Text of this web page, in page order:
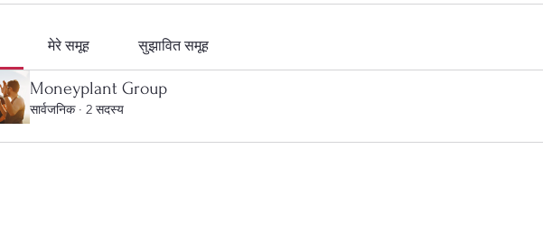
मेरे समूह सुझावित समूह
Moneyplant Group
सार्वजनिक · 2 सदस्य